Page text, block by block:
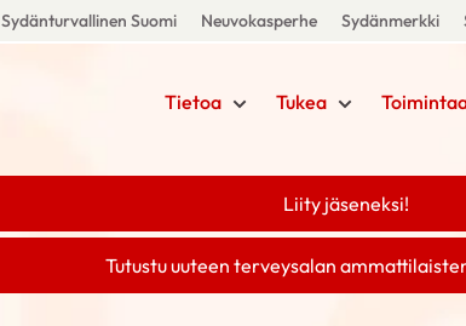
Sydänturvallinen Suomi Neuvokasperhe Sydänmerkki
Tietoa Tukea
Liity jäseneksi!
Tutustu uuteen terveysalan